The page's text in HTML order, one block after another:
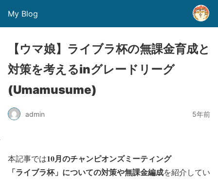
My Blog
【ウマ娘】ライブラ杯の無課金育成と
対策を考えるinグレードリーグ
(Umamusume)
admin 5年前
本記事では10月のチャンピオンズミーティング
「ライブラ杯」についての対策や無課金編成を紹介してい